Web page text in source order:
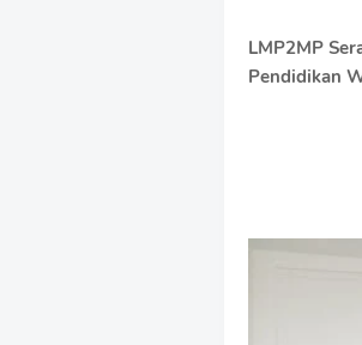
LMP2MP
Pendidikan